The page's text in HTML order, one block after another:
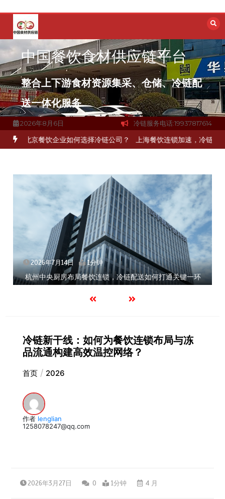
容
中国餐饮食材供应链平台
整合上下游食材资源集采、仓储、冷链配
送一体化服务
2026年8月6日 冷链服务电话:19937817614
京餐饮企业如何选择冷链公司？ 上海餐饮连锁加速，冷链配送如何破
2026年7月14日 1分钟
北京餐饮企业如何选择冷链公司？
冷链新干线：如何为餐饮连锁布局与冻
品流通构建高效温控网络？
首页 2026
作者 lenglian
1258078247@qq.com
2026年3月27日 0 1分钟 4 月